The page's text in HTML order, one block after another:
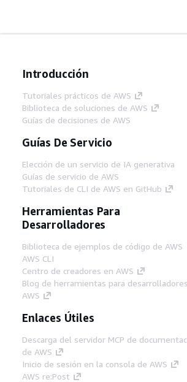
Introducción
Tutoriales prácticos de AWS
Biblioteca de soluciones de AWS
Guías de decisiones de AWS
Guías De Servicio
Elección de un servicio de IA generativa
Guías de servicio de AWS
Tutoriales de CLI de AWS en GitHub
Herramientas Para
Desarrolladores
Biblioteca de ejemplos de código de AWS
AWS CLI
Centro de creadores en AWS
Blog de herramientas para
AWS
Enlaces Útiles
Descarga del servidor MCP de
de AWS
Inicio de sesión en la consola de AWS
AWS re:Post